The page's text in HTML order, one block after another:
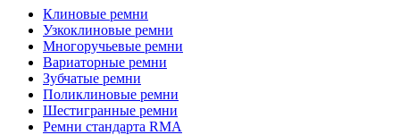
Клиновые ремни
Узкоклиновые ремни
Многоручьевые ремни
Вариаторные ремни
Зубчатые ремни
Поликлиновые ремни
Шестигранные ремни
Ремни стандарта RMA